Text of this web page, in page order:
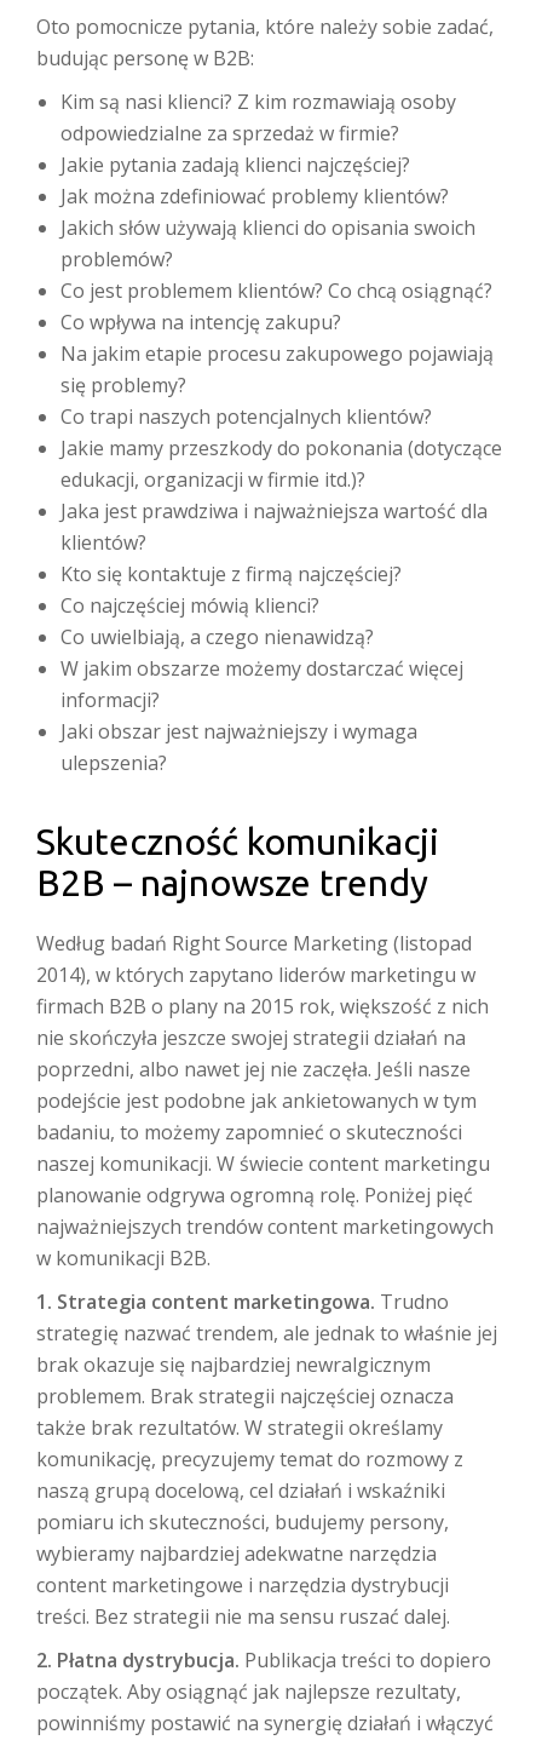
Oto pomocnicze pytania, które należy sobie zadać,
budując personę w B2B:
Kim są nasi klienci? Z kim rozmawiają osoby
odpowiedzialne za sprzedaż w firmie?
Jakie pytania zadają klienci najczęściej?
Jak można zdefiniować problemy klientów?
Jakich słów używają klienci do opisania swoich
problemów?
Co jest problemem klientów? Co chcą osiągnąć?
Co wpływa na intencję zakupu?
Na jakim etapie procesu zakupowego pojawiają
się problemy?
Co trapi naszych potencjalnych klientów?
Jakie mamy przeszkody do pokonania (dotyczące
edukacji, organizacji w firmie itd.)?
Jaka jest prawdziwa i najważniejsza wartość dla
klientów?
Kto się kontaktuje z firmą najczęściej?
Co najczęściej mówią klienci?
Co uwielbiają, a czego nienawidzą?
W jakim obszarze możemy dostarczać więcej
informacji?
Jaki obszar jest najważniejszy i wymaga
ulepszenia?
Skuteczność komunikacji
B2B – najnowsze trendy
Według badań Right Source Marketing (listopad
2014), w których zapytano liderów marketingu w
firmach B2B o plany na 2015 rok, większość z nich
nie skończyła jeszcze swojej strategii działań na
poprzedni, albo nawet jej nie zaczęła. Jeśli nasze
podejście jest podobne jak ankietowanych w tym
badaniu, to możemy zapomnieć o skuteczności
naszej komunikacji. W świecie content marketingu
planowanie odgrywa ogromną rolę. Poniżej pięć
najważniejszych trendów content marketingowych
w komunikacji B2B.
1. Strategia content marketingowa. Trudno
strategię nazwać trendem, ale jednak to właśnie jej
brak okazuje się najbardziej newralgicznym
problemem. Brak strategii najczęściej oznacza
także brak rezultatów. W strategii określamy
komunikację, precyzujemy temat do rozmowy z
naszą grupą docelową, cel działań i wskaźniki
pomiaru ich skuteczności, budujemy persony,
wybieramy najbardziej adekwatne narzędzia
content marketingowe i narzędzia dystrybucji
treści. Bez strategii nie ma sensu ruszać dalej.
2. Płatna dystrybucja. Publikacja treści to dopiero
początek. Aby osiągnąć jak najlepsze rezultaty,
powinniśmy postawić na synergię działań i włączyć